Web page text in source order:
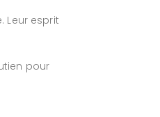
Leur esprit
pour